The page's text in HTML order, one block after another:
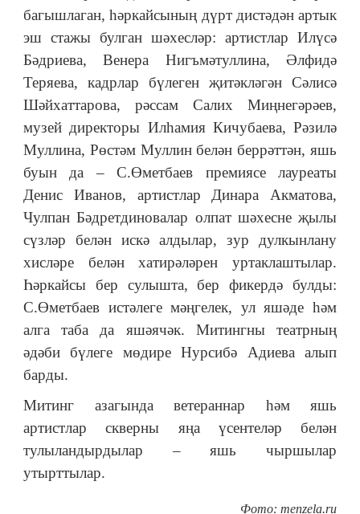
багышлаган, һәркайсының дүрт дистәдән артык
эш стажы булган шәхесләр: артистлар Илүсә
Бәдриева, Венера Нигъмәтуллина, Әлфидә
Теряева, кадрлар бүлеген җитәкләгән Сәлисә
Шәйхаттарова, рәссам Салих Миңнегәрәев,
музей директоры Илһамия Кичубаева, Рәзилә
Муллина, Рөстәм Муллин белән беррәттән, яшь
буын да – С.Өметбаев премиясе лауреаты
Денис Иванов, артистлар Динара Акматова,
Чулпан Бәдретдиновалар олпат шәхесне җылы
сүзләр белән искә алдылар, зур дулкынлану
хисләре белән хатирәләрен уртаклаштылар.
Һәркайсы бер сулышта, бер фикердә булды:
С.Өметбаев истәлеге мәңгелек, ул яшәде һәм
алга таба да яшәячәк. Митингны театрның
әдәби бүлеге мөдире Нурсибә Адиева алып
барды.
Митинг азагында ветераннар һәм яшь
артистлар скверны яңа үсентеләр белән
тулыландырдылар – яшь чыршылар
утырттылар.
Фото: menzela.ru